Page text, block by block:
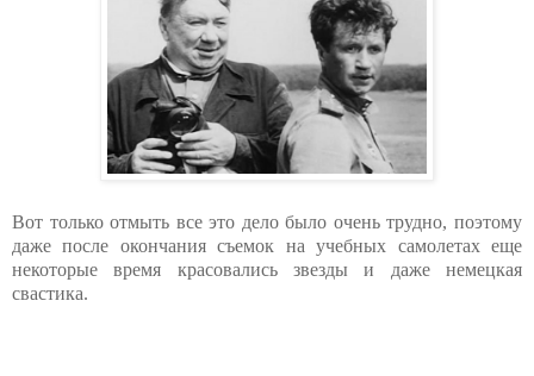
Вот только отмыть все это дело было очень трудно, поэтому
даже после окончания съемок на учебных самолетах еще
некоторые время красовались звезды и даже немецкая
свастика.